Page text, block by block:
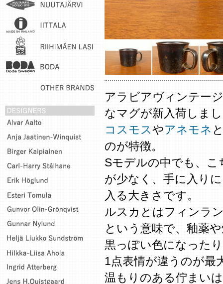
アラビアヴィンテー
なマグが新入荷しま
コスモスやアネモネ
のが特徴。
Sモデルの中でも、
が少なく、手に入り
入る大きさです。
ルスカとはフィンラ
という意味で、釉薬
黒っぽい色になった
1点表情が違うのが最
温もりのある佇まい